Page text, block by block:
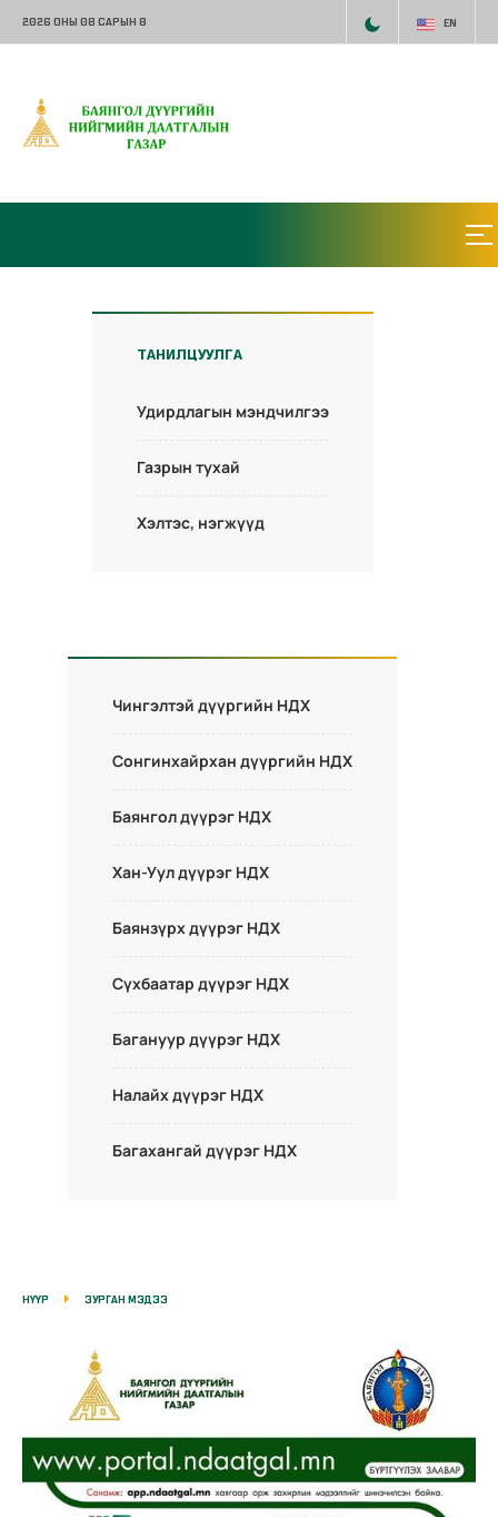
2026 ОНЫ 08 САРЫН 8 EN
ТАНИЛЦУУЛГА
Удирдлагын мэндчилгээ
Газрын тухай
Хэлтэс, нэгжүүд
Чингэлтэй дүүргийн НДХ
Сонгинхайрхан дүүргийн НДХ
Баянгол дүүрэг НДХ
Хан-Уул дүүрэг НДХ
Баянзүрх дүүрэг НДХ
Сүхбаатар дүүрэг НДХ
Багануур дүүрэг НДХ
Налайх дүүрэг НДХ
Багахангай дүүрэг НДХ
НҮҮР ЗУРГАН МЭДЭЭ